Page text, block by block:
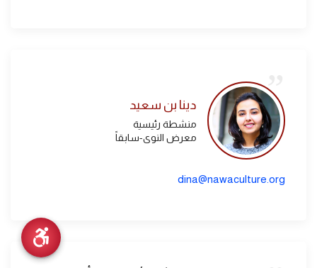
دينا بن سعيد
منشطة رئيسية
معرض النوى-سابقاً
dina@nawaculture.org